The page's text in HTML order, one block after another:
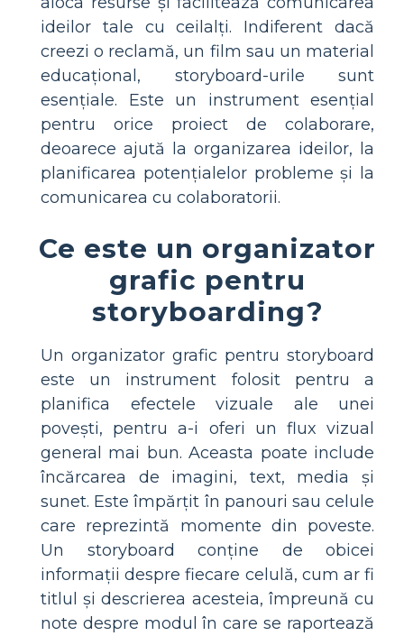
ideilor tale cu ceilalți. Indiferent dacă
creezi o reclamă, un film sau un material
educațional, storyboard-urile sunt
esențiale. Este un instrument esențial
pentru orice proiect de colaborare,
deoarece ajută la organizarea ideilor, la
planificarea potențialelor probleme și la
comunicarea cu colaboratorii.
Ce este un organizator
grafic pentru
storyboarding?
Un organizator grafic pentru storyboard
este un instrument folosit pentru a
planifica efectele vizuale ale unei
povești, pentru a-i oferi un flux vizual
general mai bun. Aceasta poate include
încărcarea de imagini, text, media și
sunet. Este împărțit în panouri sau celule
care reprezintă momente din poveste.
Un storyboard conține de obicei
informații despre fiecare celulă, cum ar fi
titlul și descrierea acesteia, împreună cu
note despre modul în care se raportează